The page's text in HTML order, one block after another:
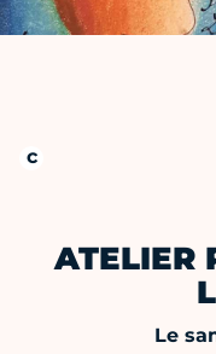
ATELIER
Le